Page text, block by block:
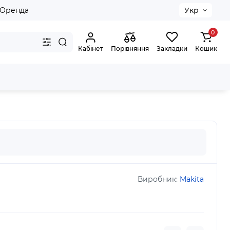
Оренда Укр
Кабінет Порівняння Закладки
0
Кошик
Виробник: Makita